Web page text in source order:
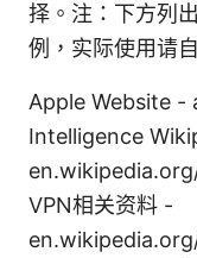
择。注：下方列
例，实际使用请
Apple Website -
Intelligence
VPN相关资料 -